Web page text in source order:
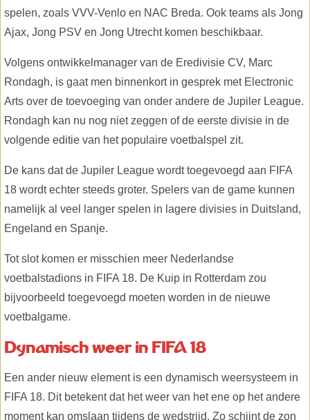
spelen, zoals VVV-Venlo en NAC Breda. Ook teams als Jong
Ajax, Jong PSV en Jong Utrecht komen beschikbaar.
Volgens ontwikkelmanager van de Eredivisie CV, Marc
Rondagh, is gaat men binnenkort in gesprek met Electronic
Arts over de toevoeging van onder andere de Jupiler League.
Rondagh kan nu nog niet zeggen of de eerste divisie in de
volgende editie van het populaire voetbalspel zit.
De kans dat de Jupiler League wordt toegevoegd aan FIFA
18 wordt echter steeds groter. Spelers van de game kunnen
namelijk al veel langer spelen in lagere divisies in Duitsland,
Engeland en Spanje.
Tot slot komen er misschien meer Nederlandse
voetbalstadions in FIFA 18. De Kuip in Rotterdam zou
bijvoorbeeld toegevoegd moeten worden in de nieuwe
voetbalgame.
Dynamisch weer in FIFA 18
Een ander nieuw element is een dynamisch weersysteem in
FIFA 18. Dit betekent dat het weer van het ene op het andere
moment kan omslaan tijdens de wedstrijd. Zo schijnt de zon